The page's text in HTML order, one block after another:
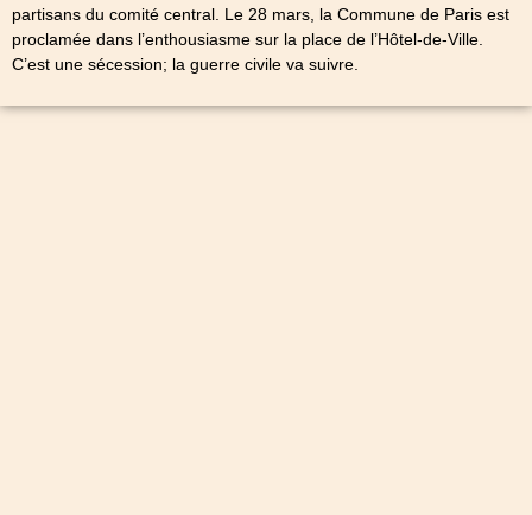
partisans du comité central. Le 28 mars, la Commune de Paris est
proclamée dans l’enthousiasme sur la place de l’Hôtel-de-Ville.
C’est une sécession; la guerre civile va suivre.